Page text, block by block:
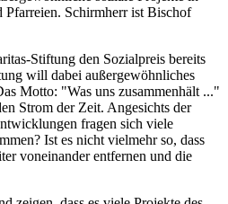
Schirmherr ist Bischof
Stiftung den Sozialpreis bereits
will dabei außergewöhnliches
Motto: "Was uns zusammenhält ..."
Strom der Zeit. Angesichts der
fragen sich viele
Ist es nicht vielmehr so, dass
voneinander entfernen und die